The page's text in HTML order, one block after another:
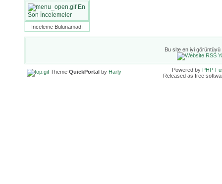
En
Son İncelemeler
İnceleme Bulunamadı
Bu site en iyi görüntüyü
Theme QuickPortal by Harly Powered by PHP-
Released as free